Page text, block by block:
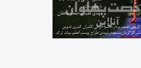
چرا جامعه همچنان به “روزنامه نگار” نیاز دارد؟